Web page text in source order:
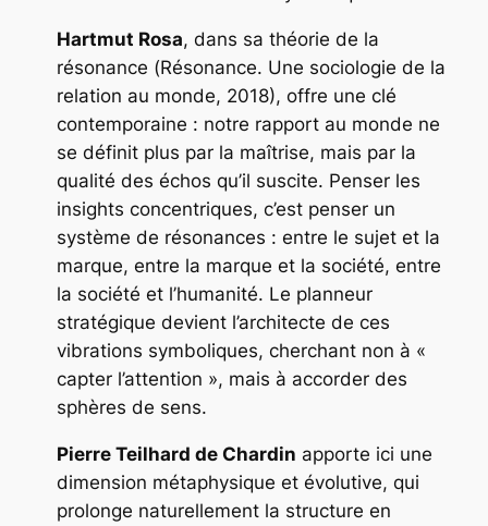
Hartmut Rosa, dans sa théorie de la
résonance (Résonance. Une sociologie de la
relation au monde, 2018), offre une clé
contemporaine : notre rapport au monde ne
se définit plus par la maîtrise, mais par la
qualité des échos qu’il suscite. Penser les
insights concentriques, c’est penser un
système de résonances : entre le sujet et la
marque, entre la marque et la société, entre
la société et l’humanité. Le planneur
stratégique devient l’architecte de ces
vibrations symboliques, cherchant non à «
capter l’attention », mais à accorder des
sphères de sens.
Pierre Teilhard de Chardin apporte ici une
dimension métaphysique et évolutive, qui
prolonge naturellement la structure en